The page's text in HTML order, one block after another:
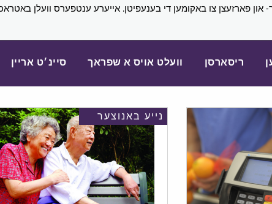
און פארזעצן צו באקומען די בענעפיטן. אייערע ענטפערס וועלן
ריסארסן וועלט אויס א שפראך סיינ׳ט אריין
נייע באנוצער